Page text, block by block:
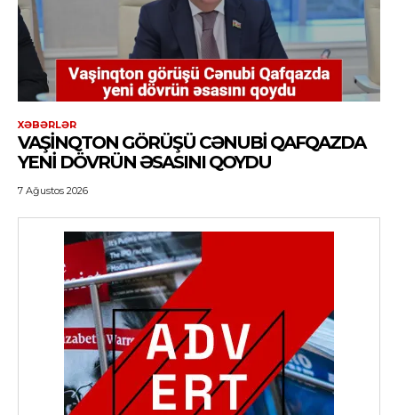
XƏBƏRLƏR
VAŞINQTON GÖRÜŞÜ CƏNUBI QAFQAZDA
YENI DÖVRÜN ƏSASINI QOYDU
7 Ağustos 2026